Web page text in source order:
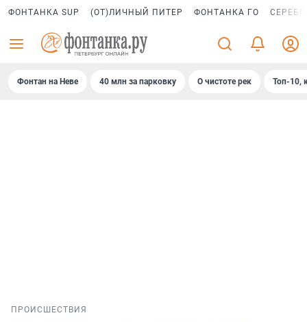
ФОНТАНКА SUP (ОТ)ЛИЧНЫЙ ПИТЕР ФОНТАНКА ГО
Фонтан на Неве 40 млн за парковку О чистоте рек Топ-10,
ПРОИСШЕСТВИЯ